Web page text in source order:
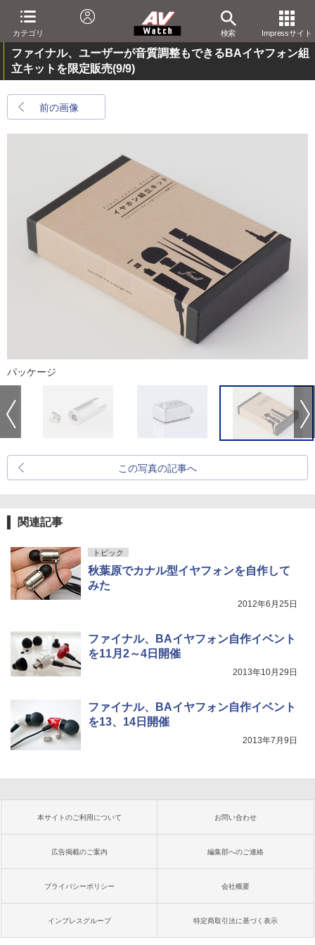
カテゴリ 検索 Impressサイト
ファイナル、ユーザーが音質調整もできるBAイヤフォン組
立キットを限定販売(9/9)
前の画像
パッケージ
この写真の記事へ
関連記事
トピック
秋葉原でカナル型イヤフォンを自作して
みた
2012年6月25日
ファイナル、BAイヤフォン自作イベント
を11月2～4日開催
2013年10月29日
ファイナル、BAイヤフォン自作イベント
を13、14日開催
2013年7月9日
本サイトのご利用について お問い合わせ
広告掲載のご案内 編集部へのご連絡
プライバシーポリシー 会社概要
インプレスグループ 特定商取引法に基づく表示